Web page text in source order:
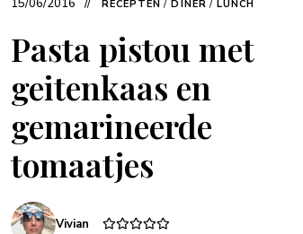
15/06/2016 RECEPTEN / DINER / LUNCH
Pasta pistou met
geitenkaas en
gemarineerde
tomaatjes
Vivian